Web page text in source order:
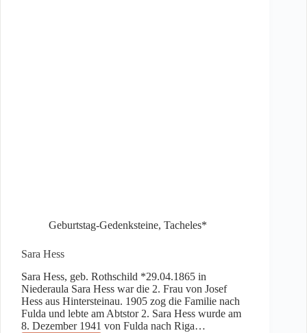
Geburtstag-Gedenksteine, Tacheles*
Sara Hess
Sara Hess, geb. Rothschild *29.04.1865 in
Niederaula Sara Hess war die 2. Frau von Josef
Hess aus Hintersteinau. 1905 zog die Familie nach
Fulda und lebte am Abtstor 2. Sara Hess wurde am
8. Dezember 1941 von Fulda nach Riga…